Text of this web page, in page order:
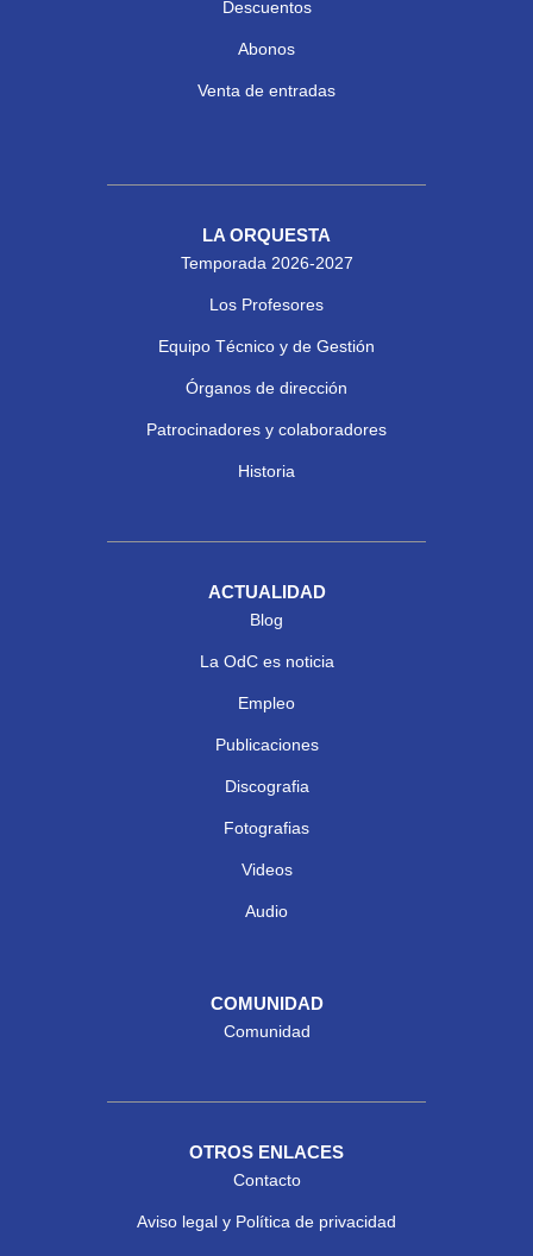
Descuentos
Abonos
Venta de entradas
LA ORQUESTA
Temporada 2026-2027
Los Profesores
Equipo Técnico y de Gestión
Órganos de dirección
Patrocinadores y colaboradores
Historia
ACTUALIDAD
Blog
La OdC es noticia
Empleo
Publicaciones
Discografia
Fotografias
Videos
Audio
COMUNIDAD
Comunidad
OTROS ENLACES
Contacto
Aviso legal y Política de privacidad